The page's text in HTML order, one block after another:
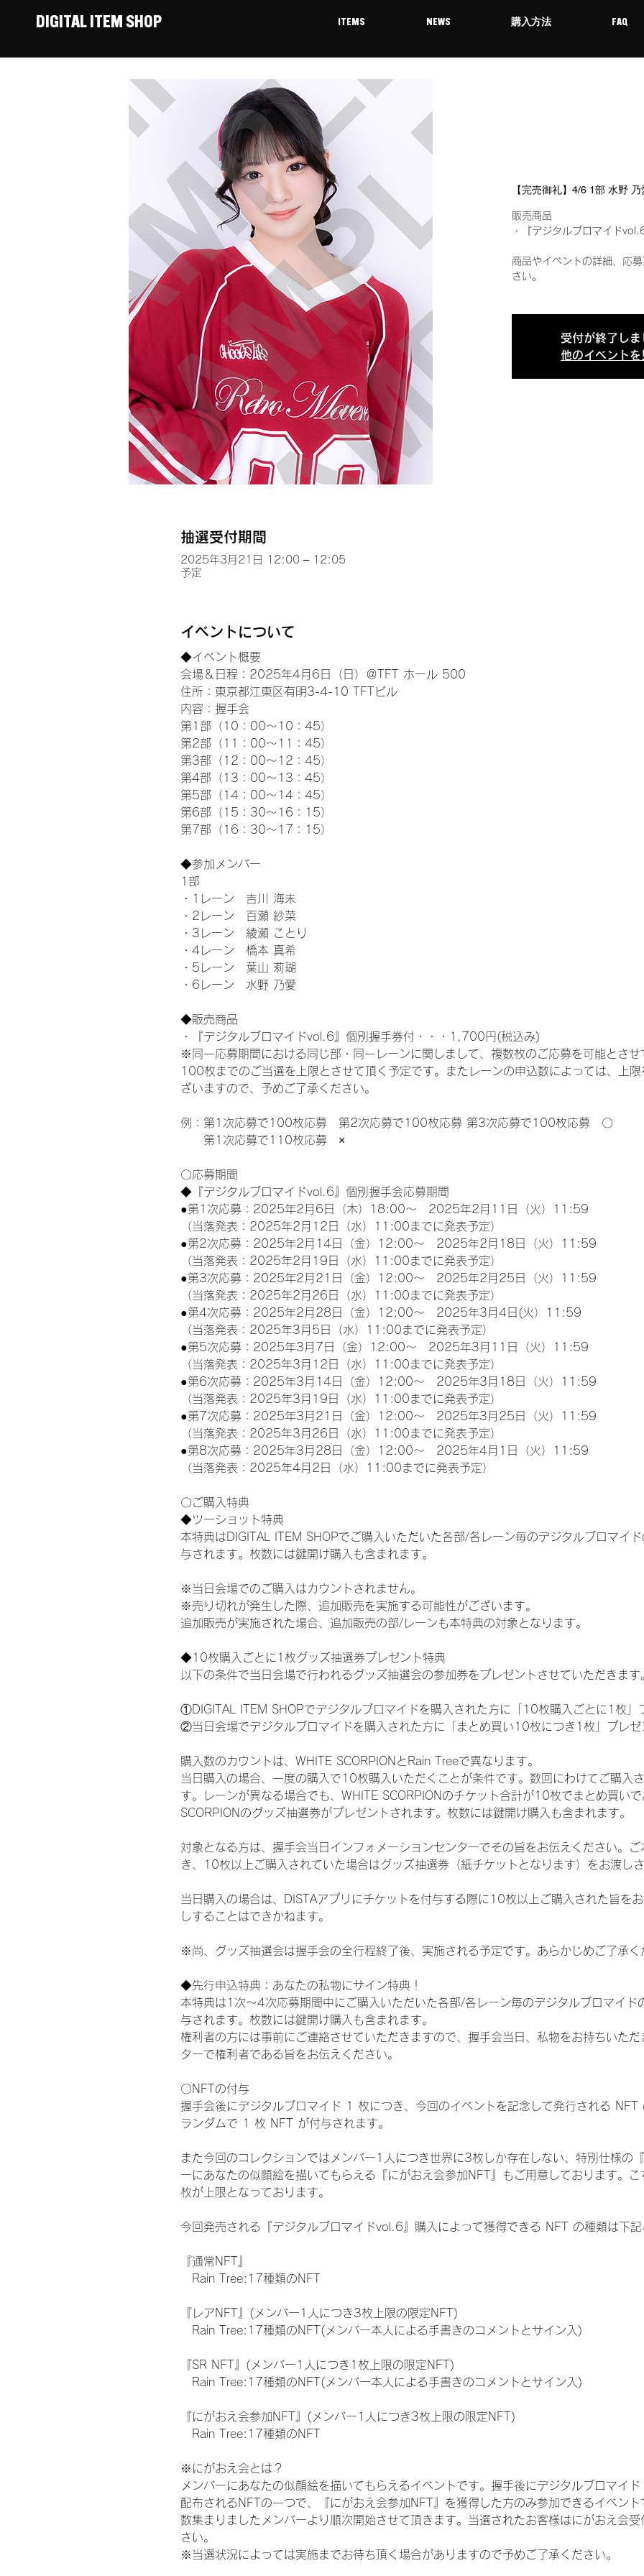
DIGITAL ITEM SHOP ITEMS NEWS 購入方法 FAQ
【完売御礼】4/6 1部 水野
販売商品
・『デジタルブロマイド
商品やイベントの詳細、応
さい。
受付が終了しま
他のイベントを
抽選受付期間
2025年3月21日 12:00 – 12:05
予定
イベントについて
◆イベント概要
会場＆日程：2025年4月6日（日）＠TFT ホール 500
住所：東京都江東区有明3-4-10 TFTビル
内容：握手会
第1部（10：00～10：45）
第2部（11：00～11：45）
第3部（12：00～12：45）
第4部（13：00～13：45）
第5部（14：00～14：45）
第6部（15：30～16：15）
第7部（16：30～17：15）
◆参加メンバー
1部
・1レーン　吉川 海未
・2レーン　百瀬 紗菜
・3レーン　綾瀬 ことり
・4レーン　橋本 真希
・5レーン　葉山 莉瑚
・6レーン　水野 乃愛
◆販売商品
・『デジタルブロマイドvol.6』個別握手券付・・・1,700円(税込み)
※同一応募期間における同じ部・同一レーンに関しまして、複数枚のご応募を可能とさ
100枚までのご当選を上限とさせて頂く予定です。またレーンの申込数によっては、上
ざいますので、予めご了承ください。
例：第1次応募で100枚応募　第2次応募で100枚応募 第3次応募で100枚応募　〇
第1次応募で110枚応募　×
〇応募期間
◆『デジタルブロマイドvol.6』個別握手会応募期間
●第1次応募：2025年2月6日（木）18:00～　2025年2月11日（火）11:59
（当落発表：2025年2月12日（水）11:00までに発表予定）
●第2次応募：2025年2月14日（金）12:00～　2025年2月18日（火）11:59
（当落発表：2025年2月19日（水）11:00までに発表予定）
●第3次応募：2025年2月21日（金）12:00～　2025年2月25日（火）11:59
（当落発表：2025年2月26日（水）11:00までに発表予定）
●第4次応募：2025年2月28日（金）12:00～　2025年3月4日(火）11:59
（当落発表：2025年3月5日（水）11:00までに発表予定）
●第5次応募：2025年3月7日（金）12:00～　2025年3月11日（火）11:59
（当落発表：2025年3月12日（水）11:00までに発表予定）
●第6次応募：2025年3月14日（金）12:00～　2025年3月18日（火）11:59
（当落発表：2025年3月19日（水）11:00までに発表予定）
●第7次応募：2025年3月21日（金）12:00～　2025年3月25日（火）11:59
（当落発表：2025年3月26日（水）11:00までに発表予定）
●第8次応募：2025年3月28日（金）12:00～　2025年4月1日（火）11:59
（当落発表：2025年4月2日（水）11:00までに発表予定）
〇ご購入特典
◆ツーショット特典
本特典はDIGITAL ITEM SHOPでご購入いただいた各部/各レーン毎のデジタルブロマイ
与されます。枚数には鍵開け購入も含まれます。
※当日会場でのご購入はカウントされません。
※売り切れが発生した際、追加販売を実施する可能性がございます。
追加販売が実施された場合、追加販売の部/レーンも本特典の対象となります。
◆10枚購入ごとに1枚グッズ抽選券プレゼント特典
以下の条件で当日会場で行われるグッズ抽選会の参加券をプレゼントさせていただきます
①DIGITAL ITEM SHOPでデジタルブロマイドを購入された方に「10枚購入ごとに1枚」
②当日会場でデジタルブロマイドを購入された方に「まとめ買い10枚につき1枚」プレゼ
購入数のカウントは、WHITE SCORPIONとRain Treeで異なります。
当日購入の場合、一度の購入で10枚購入いただくことが条件です。数回にわけてご購入
す。レーンが異なる場合でも、WHITE SCORPIONのチケット合計が10枚でまとめ買い
SCORPIONのグッズ抽選券がプレゼントされます。枚数には鍵開け購入も含まれます。
対象となる方は、握手会当日インフォメーションセンターでその旨をお伝えください。
き、10枚以上ご購入されていた場合はグッズ抽選券（紙チケットとなります）をお渡しさ
当日購入の場合は、DISTAアプリにチケットを付与する際に10枚以上ご購入された旨を
しすることはできかねます。
※尚、グッズ抽選会は握手会の全行程終了後、実施される予定です。あらかじめご了承く
◆先行申込特典：あなたの私物にサイン特典！
本特典は1次〜4次応募期間中にご購入いただいた各部/各レーン毎のデジタルブロマイド
与されます。枚数には鍵開け購入も含まれます。
権利者の方には事前にご連絡させていただきますので、握手会当日、私物をお持ちいた
ターで権利者である旨をお伝えください。
〇NFTの付与
握手会後にデジタルブロマイド 1 枚につき、今回のイベントを記念して発行される NFT
ランダムで 1 枚 NFT が付与されます。
また今回のコレクションではメンバー1人につき世界に3枚しか存在しない、特別仕様の
ーにあなたの似顔絵を描いてもらえる『にがおえ会参加NFT』もご用意しております。
枚が上限となっております。
今回発売される『デジタルブロマイドvol.6』購入によって獲得できる NFT の種類は下記
『通常NFT』
Rain Tree:17種類のNFT
『レアNFT』(メンバー1人につき3枚上限の限定NFT)
Rain Tree:17種類のNFT(メンバー本人による手書きのコメントとサイン入)
『SR NFT』(メンバー1人につき1枚上限の限定NFT)
Rain Tree:17種類のNFT(メンバー本人による手書きのコメントとサイン入)
『にがおえ会参加NFT』(メンバー1人につき3枚上限の限定NFT)
Rain Tree:17種類のNFT
※にがおえ会とは？
メンバーにあなたの似顔絵を描いてもらえるイベントです。握手後にデジタルブロマイ
配布されるNFTの一つで、『にがおえ会参加NFT』を獲得した方のみ参加できるイベン
数集まりましたメンバーより順次開始させて頂きます。当選されたお客様はにがおえ会
さい。
※当選状況によっては実施までお待ち頂く場合がありますので予めご了承ください。